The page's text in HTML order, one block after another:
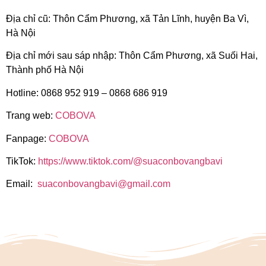
Địa chỉ cũ: Thôn Cẩm Phương, xã Tản Lĩnh, huyện Ba Vì,
Hà Nội
Địa chỉ mới sau sáp nhập: Thôn Cẩm Phương, xã Suối Hai,
Thành phố Hà Nội
Hotline: 0868 952 919 – 0868 686 919
Trang web: COBOVA
Fanpage: COBOVA
TikTok: https://www.tiktok.com/@suaconbovangbavi
Email: suaconbovangbavi@gmail.com